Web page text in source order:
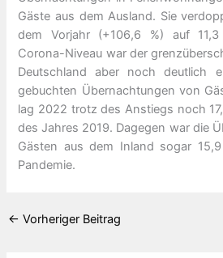
Gäste aus dem Ausland. Sie
dem Vorjahr (+106,6 %) auf
Corona-Niveau war der
Deutschland aber noch deutlich
gebuchten Übernachtungen von
lag 2022 trotz des Anstiegs noch
des Jahres 2019. Dagegen war die
Gästen aus dem Inland sogar
Pandemie.
← Vorheriger Beitrag